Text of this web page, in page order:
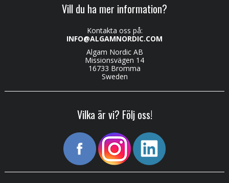
Vill du ha mer information?
Kontakta oss på:
INFO@ALGAMNORDIC.COM
Algam Nordic AB
Missionsvägen 14
16733 Bromma
Sweden
Vilka är vi? Följ oss!